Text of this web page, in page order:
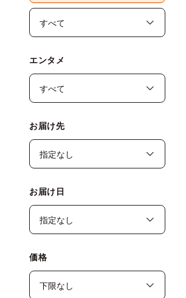
エンタメ
お届け先
お届け日
価格